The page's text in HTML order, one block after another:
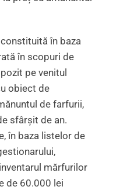
constituită în baza
în scopuri de
pe venitul
obiect de
de farfurii,
sfârșit de an.
în baza listelor de
mărfurilor
de 60.000 lei